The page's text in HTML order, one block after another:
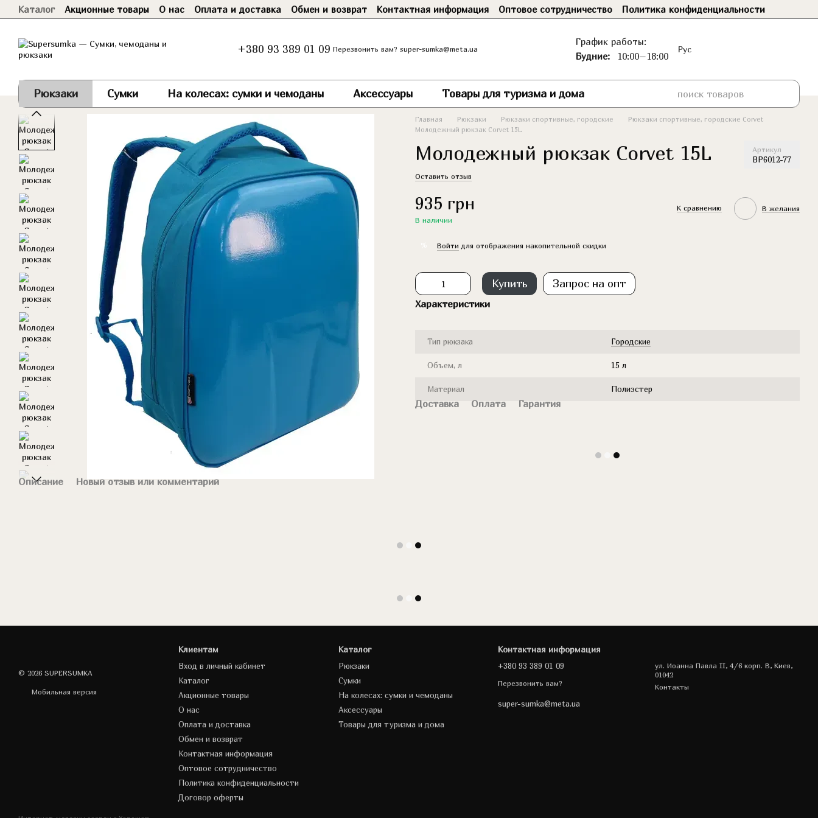
Перейти к основному контенту
Каталог Акционные товары О нас Оплата и доставка Обмен и возврат Контактная информация Оптовое сотрудничество
Политика конфиденциальности
+380 93 389 01 09 Перезвонить вам? super-sumka@meta.ua
График работы:
Будние:
10:00–18:00
Рус
Рюкзаки Сумки На колесах: сумки и чемоданы Аксессуары Товары для туризма и дома
Описание Новый отзыв или комментарий
Главная Рюкзаки Рюкзаки спортивные, городские
Рюкзаки спортивные, городские Corvet
Молодежный рюкзак Corvet 15L
Молодежный рюкзак Corvet 15L Артикул
BP6012-77
Оставить отзыв
935 грн
В наличии
К сравнению В желания
Войти для отображения накопительной скидки
Купить Запрос на опт
Характеристики
Тип рюкзака Городские
Объем, л 15 л
Материал Полиэстер
Доставка Оплата Гарантия
© 2026 SUPERSUMKA
Мобильная версия
Клиентам
Вход в личный кабинет
Каталог
Акционные товары
О нас
Оплата и доставка
Обмен и возврат
Контактная информация
Оптовое сотрудничество
Политика конфиденциальности
Договор оферты
Каталог
Рюкзаки
Сумки
На колесах: сумки и чемоданы
Аксессуары
Товары для туризма и дома
Контактная информация
+380 93 389 01 09
Перезвонить вам?
super-sumka@meta.ua
ул. Иоанна Павла II, 4/6 корп. В, Киев,
01042
Контакты